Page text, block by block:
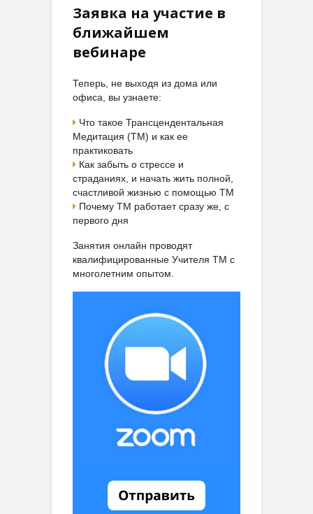
Заявка на участие в
ближайшем
вебинаре
Теперь, не выходя из дома или
офиса, вы узнаете:
Что такое Трансцендентальная
Медитация (ТМ) и как ее
практиковать
Как забыть о стрессе и
страданиях, и начать жить полной,
счастливой жизнью с помощью ТМ
Почему ТМ работает сразу же, с
первого дня
Занятия онлайн проводят
квалифицированные Учителя ТМ с
многолетним опытом.